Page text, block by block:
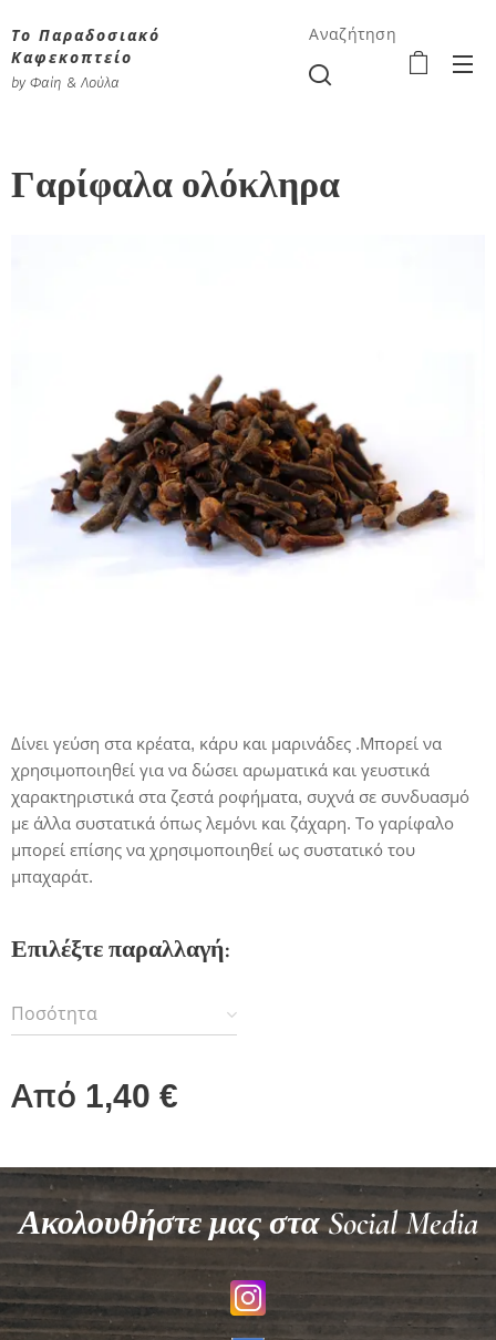
Το Παραδοσιακό
Καφεκοπτείο
by Φαίη & Λούλα
Αναζήτηση
Γαρίφαλα ολόκληρα
Δίνει γεύση στα κρέατα, κάρυ και μαρινάδες .Μπορεί να
χρησιμοποιηθεί για να δώσει αρωματικά και γευστικά
χαρακτηριστικά στα ζεστά ροφήματα, συχνά σε συνδυασμό
με άλλα συστατικά όπως λεμόνι και ζάχαρη. Το γαρίφαλο
μπορεί επίσης να χρησιμοποιηθεί ως συστατικό του
μπαχαράτ.
Επιλέξτε παραλλαγή:
Ποσότητα
Από 1,40 €
Ακολουθήστε μας στα Social Media